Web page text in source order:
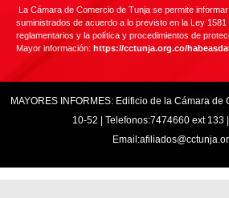
La Cámara de Comercio de Tunja se permite
suministrados de acuerdo a lo previsto en la Ley
reglamentarios y la política y procedimientos de
Mayor información: https://cctunja.org.co/
MAYORES INFORMES: Edificio de la Cámara de
10-52 | Telefonos:7474660 ext 133